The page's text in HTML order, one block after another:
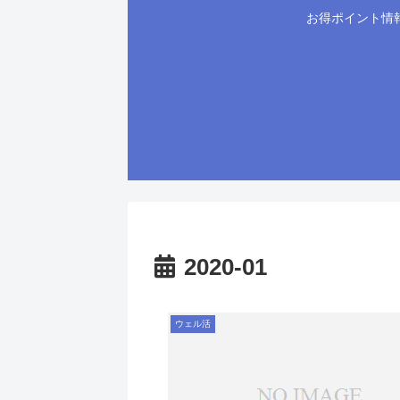
お得ポイント情
2020-01
ウェル活